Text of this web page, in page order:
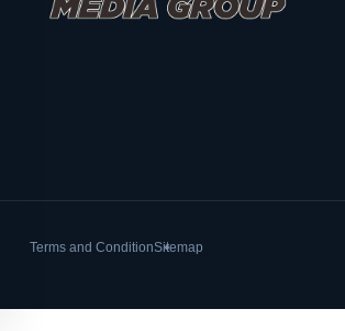
Terms and ConditionSitemap